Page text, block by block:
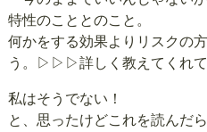
特性のこととのこと。
何かをする効果よりリスクの
う。
▷▷▷詳しく教えてくれて
私はそうでない！
と、思ったけどこれを読んだ